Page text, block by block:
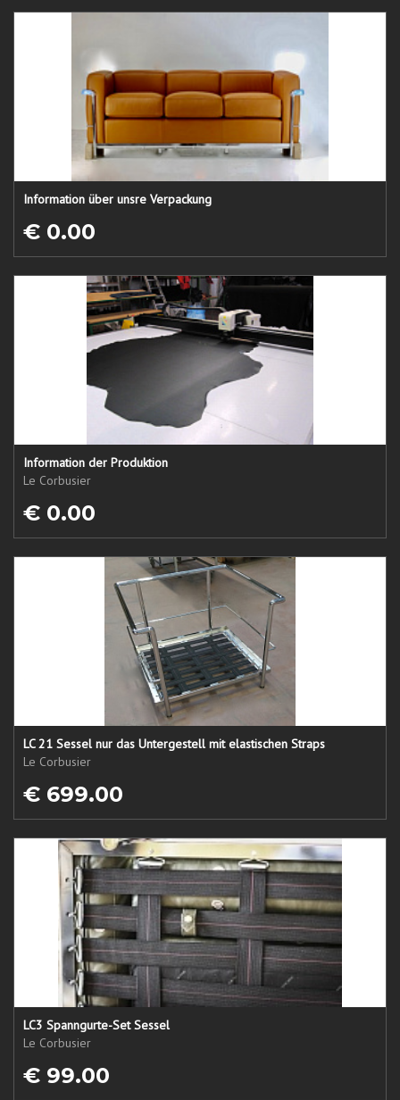
Information über unsre Verpackung
€ 0.00
Information der Produktion
Le Corbusier
€ 0.00
LC 21 Sessel nur das Untergestell mit elastischen Straps
Le Corbusier
€ 699.00
LC3 Spanngurte-Set Sessel
Le Corbusier
€ 99.00